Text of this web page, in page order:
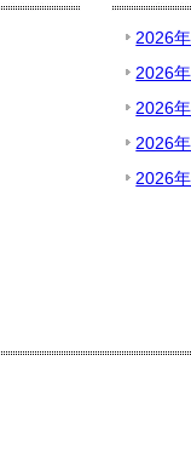
2026
2026
2026
2026
2026